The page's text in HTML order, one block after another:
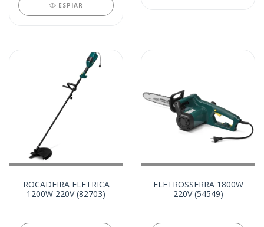
ESPIAR
ROCADEIRA ELETRICA
1200W 220V (82703)
ELETROSSERRA 1800W
220V (54549)